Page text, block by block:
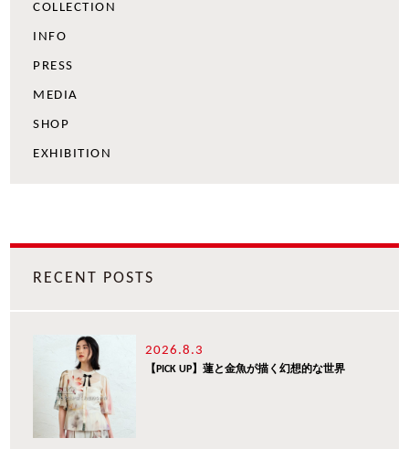
COLLECTION
INFO
PRESS
MEDIA
SHOP
EXHIBITION
RECENT POSTS
2026.8.3
【PICK UP】蓮と金魚が描く幻想的な世界